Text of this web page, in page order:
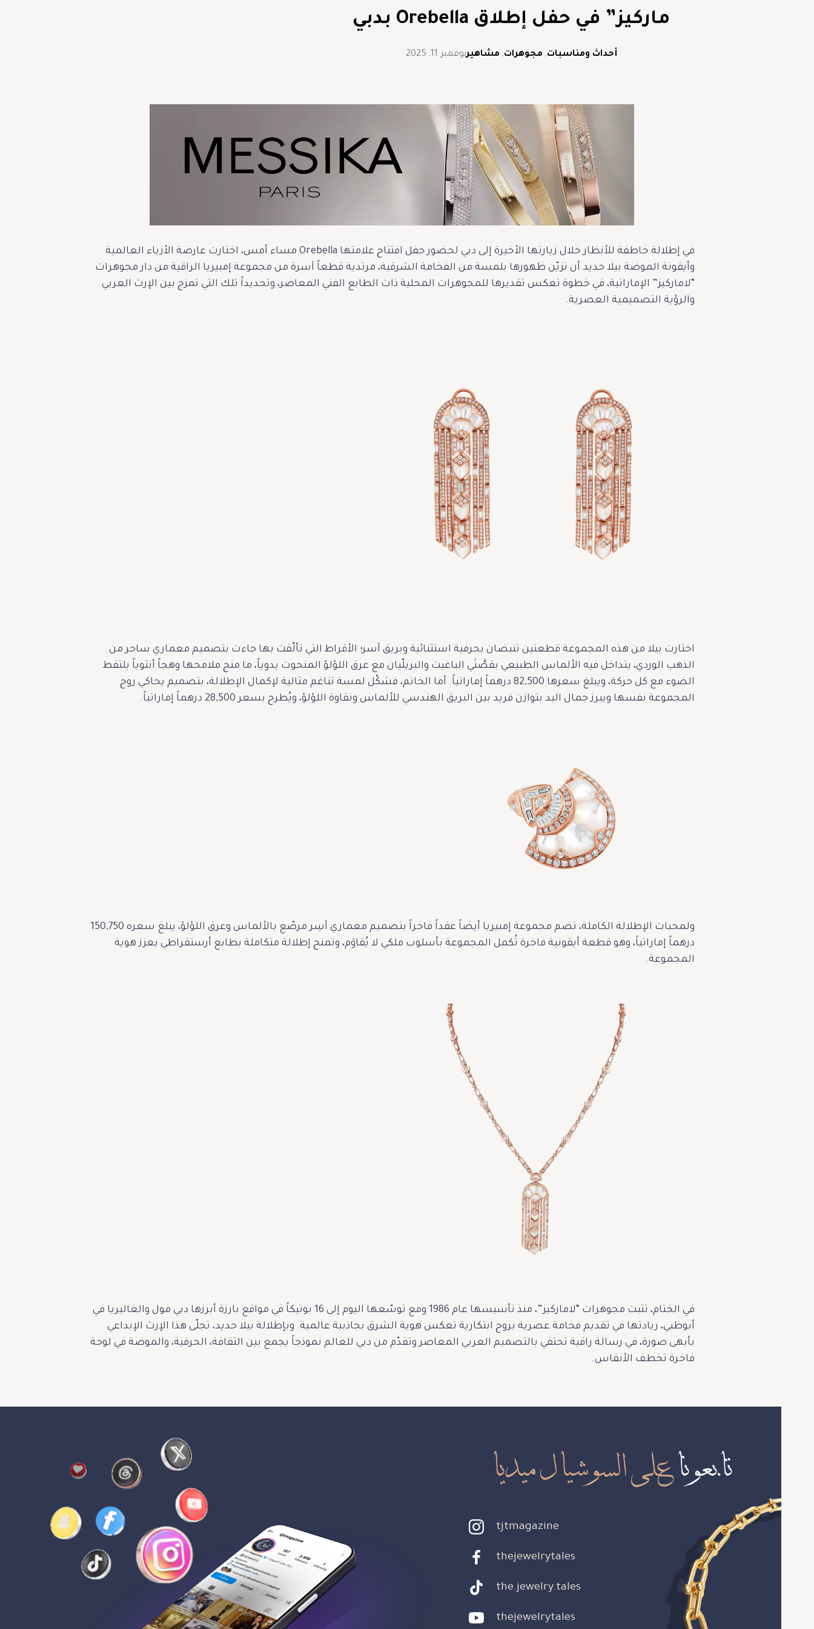
ماركيز” في حفل إطلاق Orebella بدبي
أحداث ومناسبات, مجوهرات, مشاهيرنوفمبر 11, 2025
في إطلالة خاطفة للأنظار خلال زيارتها الأخيرة إلى دبي لحضور حفل افتتاح علامتها Orebella مساء أمس، اختارت عارضة الأزياء العالمية
وأيقونة الموضة بيلا حديد أن تزيّن ظهورها بلمسة من الفخامة الشرقية، مرتدية قطعاً آسرة من مجموعة إمبيريا الراقية من دار مجوهرات
“لاماركيز” الإماراتية، في خطوة تعكس تقديرها للمجوهرات المحلية ذات الطابع الفني المعاصر، وتحديداً تلك التي تمزج بين الإرث العربي
والرؤية التصميمية العصرية.
اختارت بيلا من هذه المجموعة قطعتين تنبضان بحرفية استثنائية وبريق آسر؛ الأقراط التي تألّقت بها جاءت بتصميم معماري ساحر من
الذهب الوردي، يتداخل فيه الألماس الطبيعي بقصَّتَي الباغيت والبريلّيان مع عرق اللؤلؤ المنحوت يدوياً، ما منح ملامحها وهجاً أنثوياً يلتقط
الضوء مع كل حركة، ويبلغ سعرها 82,500 درهماً إماراتياً. أما الخاتم، فشكّل لمسة تناغم مثالية لإكمال الإطلالة، بتصميم يحاكي روح
المجموعة نفسها ويبرز جمال اليد بتوازن فريد بين البريق الهندسي للألماس ونقاوة اللؤلؤ، ويُطرح بسعر 28,500 درهماً إماراتياً.
ولمحبات الإطلالة الكاملة، تضم مجموعة إمبيريا أيضاً عقداً فاخراً بتصميم معماري آسِر مرصّع بالألماس وعرق اللؤلؤ، يبلغ سعره 150,750
درهماً إماراتياً، وهو قطعة أيقونية فاخرة تُكمل المجموعة بأسلوب ملكي لا يُقاوَم، وتمنح إطلالة متكاملة بطابع أرستقراطي يعزز هوية
المجموعة.
في الختام، تثبت مجوهرات “لاماركيز”، منذ تأسيسها عام 1986 ومع توسّعها اليوم إلى 16 بوتيكاً في مواقع بارزة أبرزها دبي مول والغاليريا في
أبوظبي، ريادتها في تقديم فخامة عصرية بروح ابتكارية تعكس هوية الشرق بجاذبية عالمية. وبإطلالة بيلا حديد، تجلّى هذا الإرث الإبداعي
بأبهى صورة، في رسالة راقية تحتفي بالتصميم العربي المعاصر وتقدّم من دبي للعالم نموذجاً يجمع بين الثقافة، الحرفية، والموضة في لوحة
فاخرة تخطف الأنفاس.
تابعوناعلى السوشيال ميديا
tjtmagazine
thejewelrytales
the.jewelry.tales
thejewelrytales